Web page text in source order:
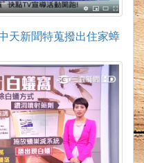
天新聞特蒐撥出住家蟑